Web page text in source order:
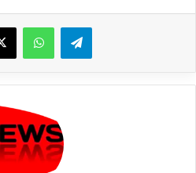
WhatsAppTelegram